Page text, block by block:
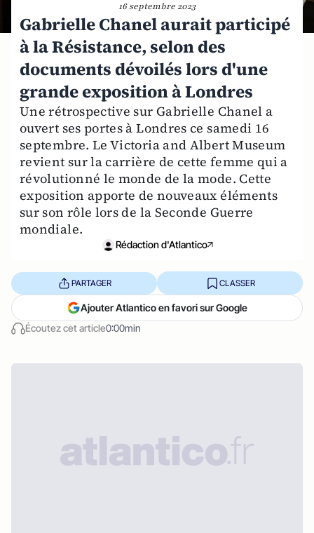
16 septembre 2023
Gabrielle Chanel aurait participé
à la Résistance, selon des
documents dévoilés lors d'une
grande exposition à Londres
Une rétrospective sur Gabrielle Chanel a
ouvert ses portes à Londres ce samedi 16
septembre. Le Victoria and Albert Museum
revient sur la carrière de cette femme qui a
révolutionné le monde de la mode. Cette
exposition apporte de nouveaux éléments
sur son rôle lors de la Seconde Guerre
mondiale.
Rédaction d'Atlantico
Écoutez cet article0:00min
PARTAGER CLASSER
Ajouter Atlantico en favori sur Google